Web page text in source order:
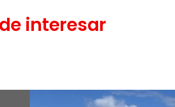
interesar